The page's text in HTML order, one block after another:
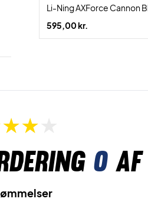
Li-Ning AXForce Cannon
595,00 kr.
0af